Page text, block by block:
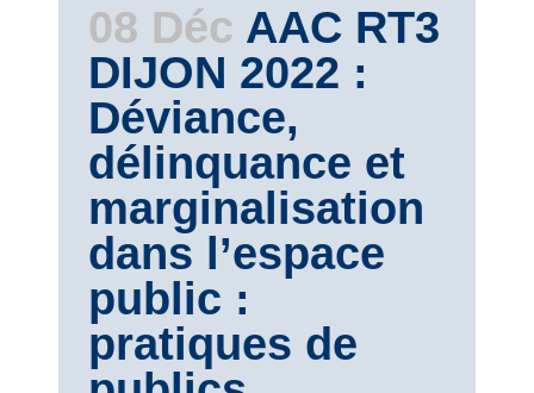
08 Déc AAC RT3
DIJON 2022 :
Déviance,
délinquance et
marginalisation
dans l’espace
public :
pratiques de